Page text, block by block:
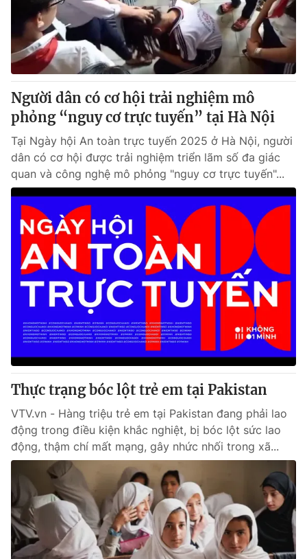
Tin tức
Thế giới đó đây
Câu chuyện quốc tế
Kinh tế
Tài chính
Thị trường
Góc doanh nghiệp
Dữ liệu và đời sống
Truyền hình
Phim VTV
Hậu trường
Nhân vật
Khán giả
Giải sao mai
Giải trí
Điện ảnh
Âm nhạc
Sao
Đời sống
Du lịch
Làm đẹp
Chất lượng cuộc sống
Giáo dục
Tuyển sinh
Học trực tuyến
Công nghệ
Hitech Công nghệ tương lai
Thị trường
Tư vấn
Giao lưu trực tuyến
Lịch phát sóng
Chuyên mục khác
Emagazine Podcast
Photo Infographic
Video Shorts video
VTV Money VTV Thể thao
Người dân có cơ hội trải nghiệm mô
phỏng “nguy cơ trực tuyến” tại Hà Nội
Tại Ngày hội An toàn trực tuyến 2025 ở Hà Nội, người
dân có cơ hội được trải nghiệm triển lãm số đa giác
quan và công nghệ mô phỏng "nguy cơ trực tuyến"...
Thực trạng bóc lột trẻ em tại Pakistan
VTV.vn - Hàng triệu trẻ em tại Pakistan đang phải lao
động trong điều kiện khắc nghiệt, bị bóc lột sức lao
động, thậm chí mất mạng, gây nhức nhối trong xã...